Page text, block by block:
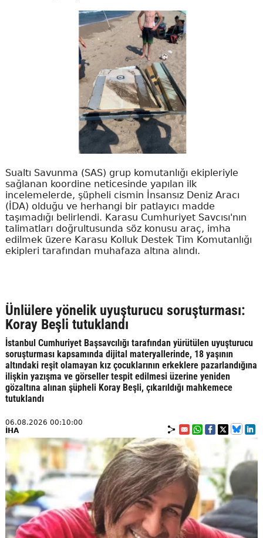
Sualtı Savunma (SAS) grup komutanlığı ekipleriyle
sağlanan koordine neticesinde yapılan ilk
incelemelerde, şüpheli cismin İnsansız Deniz Aracı
(İDA) olduğu ve herhangi bir patlayıcı madde
taşımadığı belirlendi. Karasu Cumhuriyet Savcısı'nın
talimatları doğrultusunda söz konusu araç, imha
edilmek üzere Karasu Kolluk Destek Tim Komutanlığı
ekipleri tarafından muhafaza altına alındı.
Ünlülere yönelik uyuşturucu soruşturması:
Koray Beşli tutuklandı
İstanbul Cumhuriyet Başsavcılığı tarafından yürütülen uyuşturucu
soruşturması kapsamında dijital materyallerinde, 18 yaşının
altındaki reşit olamayan kız çocuklarının erkeklere pazarlandığına
ilişkin yazışma ve görseller tespit edilmesi üzerine yeniden
gözaltına alınan şüpheli Koray Beşli, çıkarıldığı mahkemece
tutuklandı
06.08.2026 00:10:00
İHA